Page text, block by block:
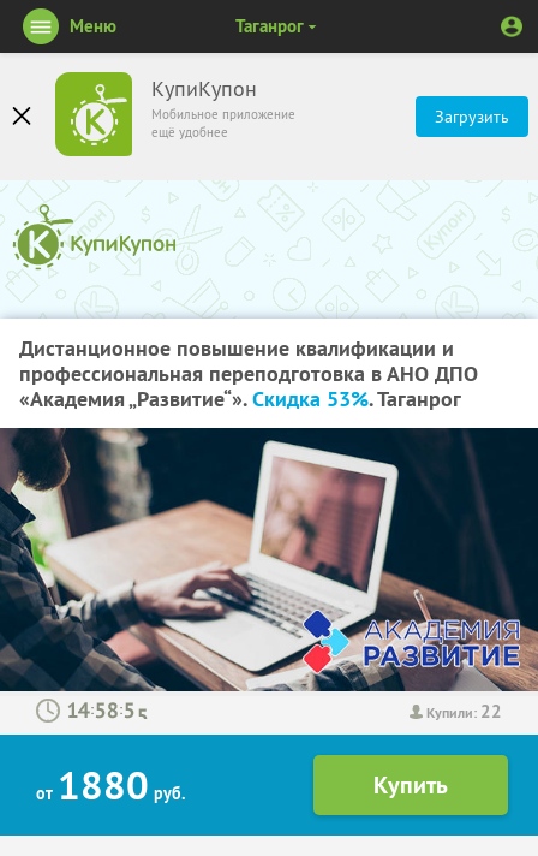
КупиКупон
Мобильное приложение
ещё удобнее
Загрузить
Меню Таганрог
Дистанционное повышение квалификации и
профессиональная переподготовка в АНО ДПО
«Академия „Развитие“».Скидка 53%. Таганрог
Купили: 22
: :
от 1880 руб.